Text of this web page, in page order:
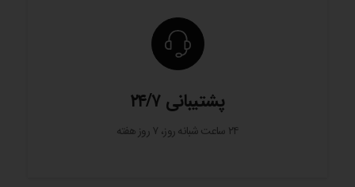
پشتیبانی ۲۴/۷
۲۴ ساعت شبانه روز، ۷ روز هفته